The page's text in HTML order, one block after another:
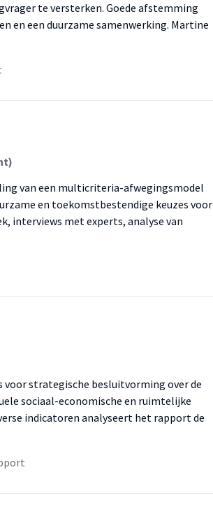
te versterken. Goede afstemming
en een duurzame samenwerking. Martine
van een multicriteria-afwegingsmodel
en toekomstbestendige keuzes voor
interviews met experts, analyse van
voor strategische besluitvorming over de
sociaal-economische en ruimtelijke
indicatoren analyseert het rapport de